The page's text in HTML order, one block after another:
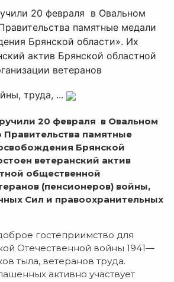
20 февраля в Овальном
памятные медали
Брянской области». Их
актив Брянской областной
ветеранов
труда, ...
20 февраля в Овальном
Правительства памятные
Брянской
ветеранский актив
общественной
(пенсионеров) войны,
Сил и правоохранительных
гостеприимство для
Отечественной войны 1941—
тыла, ветеранов труда.
активно участвует